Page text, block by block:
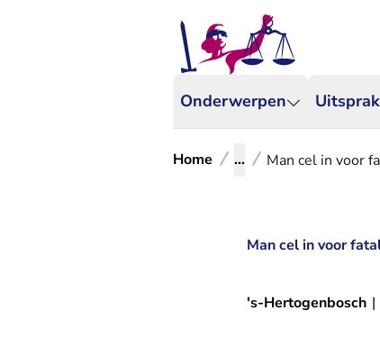
Onderwerpen
Home ... Man cel in voor
Man cel in voor
's-Hertogenbosch |